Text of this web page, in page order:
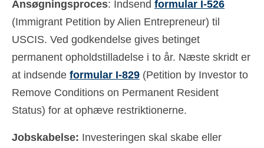
Ansøgningsproces: Indsend formular I-526
(Immigrant Petition by Alien Entrepreneur) til
USCIS. Ved godkendelse gives betinget
permanent opholdstilladelse i to år. Næste skridt er
at indsende formular I-829 (Petition by Investor to
Remove Conditions on Permanent Resident
Status) for at ophæve restriktionerne.
Jobskabelse: Investeringen skal skabe eller